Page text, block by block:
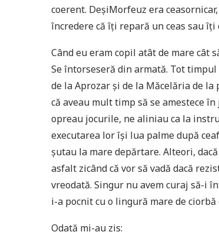
coerent. DeșiMorfeuz era
încredere că îți repară un ceas sau
Când eu eram copil atât de mare cât
Se întorseseră din armată. Tot
de la Aprozar și de la Măcelăria de
că aveau mult timp să se amestece
opreau jocurile, ne aliniau ca la
executarea lor își lua palme după
șutau la mare depărtare. Alteori,
asfalt zicând că vor să vadă dacă
vreodată. Singur nu avem curaj să-i
i-a pocnit cu o lingură mare de
Odată mi-au zis: